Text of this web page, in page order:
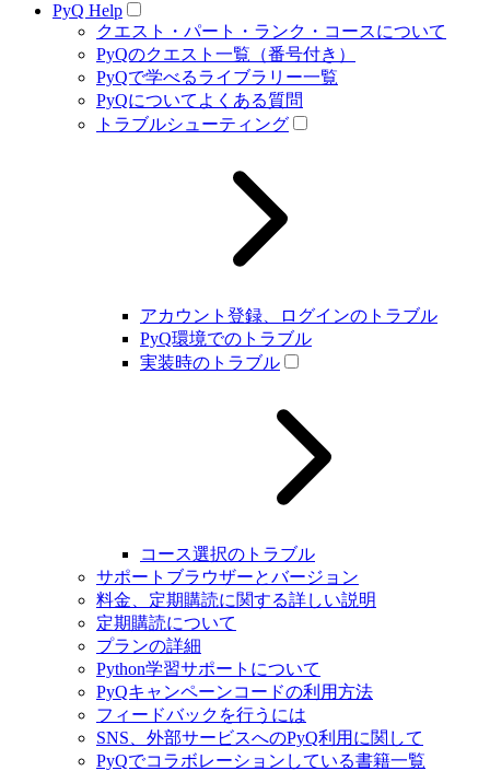
PyQ Help
クエスト・パート・ランク・コースについて
PyQのクエスト一覧（番号付き）
PyQで学べるライブラリー一覧
PyQについてよくある質問
トラブルシューティング
アカウント登録、ログインのトラブル
PyQ環境でのトラブル
実装時のトラブル
コース選択のトラブル
サポートブラウザーとバージョン
料金、定期購読に関する詳しい説明
定期購読について
プランの詳細
Python学習サポートについて
PyQキャンペーンコードの利用方法
フィードバックを行うには
SNS、外部サービスへのPyQ利用に関して
PyQでコラボレーションしている書籍一覧